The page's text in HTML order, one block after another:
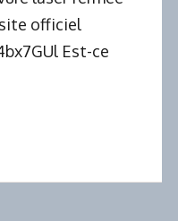
officiel
Est-ce